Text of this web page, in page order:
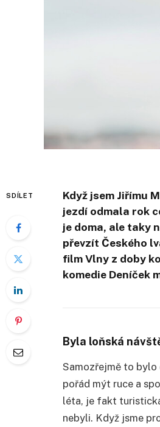
SDÍLET
Když jsem Jiřímu
jezdí odmala rok
je doma, ale taky
převzít Českého
film Vlny z doby
komedie Deníček
Byla loňská
Samozřejmě to bylo
pořád mýt ruce a
léta, je fakt
nebyli. Když jsme